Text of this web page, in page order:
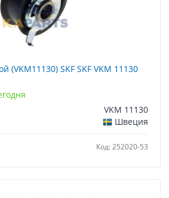
(VKM11130) SKF SKF VKM 11130
VKM 11130
Швеция
Код: 252020-53